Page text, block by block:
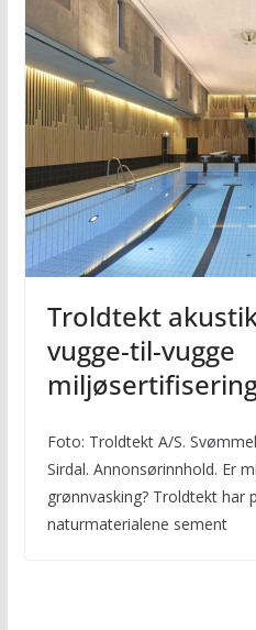
Troldtekt
vugge-til-vugge
Foto: Troldtekt A/S.
Sirdal. Annonsørinnhold. Er
grønnvasking? Troldtekt har
naturmaterialene sement